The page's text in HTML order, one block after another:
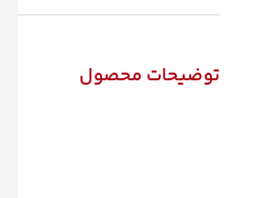
توضیحات محصول